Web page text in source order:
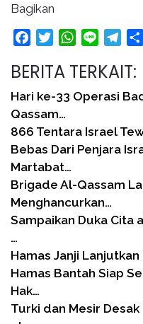
Bagikan
FacebookTwitterWhatsApp
Line
BERITA TERKAIT:
Hari ke-33 Operasi
Qassam…
866 Tentara Israel
Bebas Dari Penjara
Martabat…
Brigade Al-Qassam
Menghancurkan…
Sampaikan Duka Cita
…
Hamas Janji
Hamas Bantah Siap
Hak…
Turki dan Mesir